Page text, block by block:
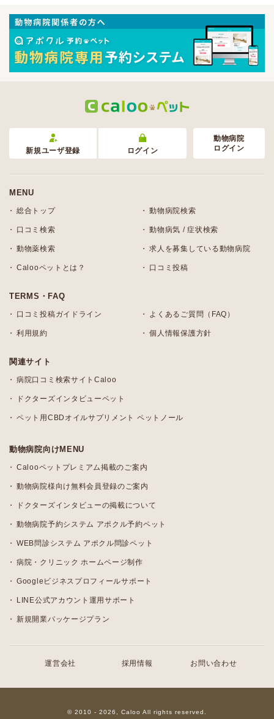
新規ユーザ登録 ログイン
動物病院
ログイン
MENU
総合トップ 動物病院検索
口コミ検索 動物病気 / 症状検索
動物薬検索 求人を募集している動物病院
Calooペットとは？ 口コミ投稿
TERMS・FAQ
口コミ投稿ガイドライン よくあるご質問（FAQ）
利用規約 個人情報保護方針
関連サイト
病院口コミ検索サイトCaloo
ドクターズインタビューペット
ペット用CBDオイルサプリメント ペットノール
動物病院向けMENU
Calooペットプレミアム掲載のご案内
動物病院様向け無料会員登録のご案内
ドクターズインタビューの掲載について
動物病院予約システム アポクル予約ペット
WEB問診システム アポクル問診ペット
病院・クリニック ホームページ制作
Googleビジネスプロフィールサポート
LINE公式アカウント運用サポート
新規開業パッケージプラン
運営会社 採用情報 お問い合わせ
© 2010 - 2026, Caloo All rights reserved.